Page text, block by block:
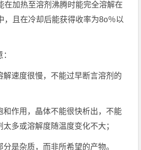
在加热至溶剂沸腾时能完全溶解在
，且在冷却后能获得收率为8o％以
速度很慢，不能过早断言溶剂的
作用，晶体不能很快析出，不能
多或溶解度随温度变化不大；
是杂质，而非所希望的产物。